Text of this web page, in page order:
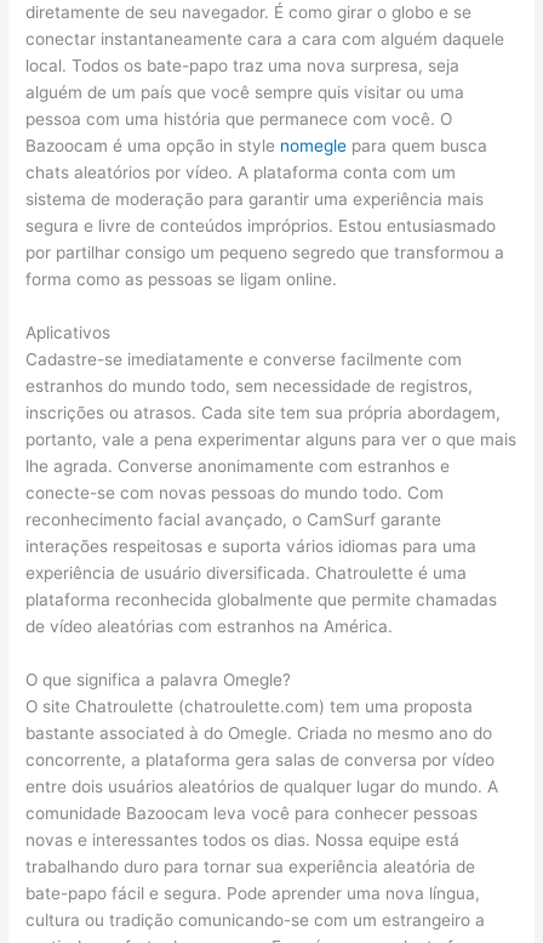
diretamente de seu navegador. É como girar o globo e se
conectar instantaneamente cara a cara com alguém daquele
local. Todos os bate-papo traz uma nova surpresa, seja
alguém de um país que você sempre quis visitar ou uma
pessoa com uma história que permanece com você. O
Bazoocam é uma opção in style nomegle para quem busca
chats aleatórios por vídeo. A plataforma conta com um
sistema de moderação para garantir uma experiência mais
segura e livre de conteúdos impróprios. Estou entusiasmado
por partilhar consigo um pequeno segredo que transformou a
forma como as pessoas se ligam online.
Aplicativos
Cadastre-se imediatamente e converse facilmente com
estranhos do mundo todo, sem necessidade de registros,
inscrições ou atrasos. Cada site tem sua própria abordagem,
portanto, vale a pena experimentar alguns para ver o que mais
lhe agrada. Converse anonimamente com estranhos e
conecte-se com novas pessoas do mundo todo. Com
reconhecimento facial avançado, o CamSurf garante
interações respeitosas e suporta vários idiomas para uma
experiência de usuário diversificada. Chatroulette é uma
plataforma reconhecida globalmente que permite chamadas
de vídeo aleatórias com estranhos na América.
O que significa a palavra Omegle?
O site Chatroulette (chatroulette.com) tem uma proposta
bastante associated à do Omegle. Criada no mesmo ano do
concorrente, a plataforma gera salas de conversa por vídeo
entre dois usuários aleatórios de qualquer lugar do mundo. A
comunidade Bazoocam leva você para conhecer pessoas
novas e interessantes todos os dias. Nossa equipe está
trabalhando duro para tornar sua experiência aleatória de
bate-papo fácil e segura. Pode aprender uma nova língua,
cultura ou tradição comunicando-se com um estrangeiro a